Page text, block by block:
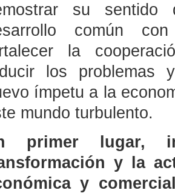
su sentido
común
la
los problemas
ímpetu a la
mundo turbulento.
primer lugar,
y la
y